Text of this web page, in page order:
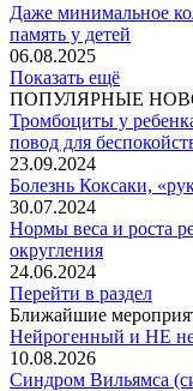
Даже минимальное
память у детей
06.08.2025
Показать ещё
ПОПУЛЯРНЫЕ
Тромбоциты у
повод для
23.09.2024
Болезнь Коксаки,
30.07.2024
Нормы веса и роста
округления
24.06.2024
Перейти в раздел
Ближайшие
Нейрогенный и НЕ
10.08.2026
Синдром Вильямса